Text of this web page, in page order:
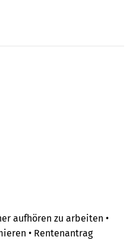
aufhören zu arbeiten •
• Rentenantrag